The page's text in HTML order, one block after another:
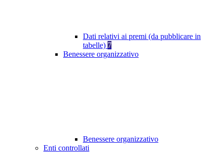
Dati relativi ai premi (da pubblicare in
tabelle) 7
Benessere organizzativo
Benessere organizzativo
Enti controllati